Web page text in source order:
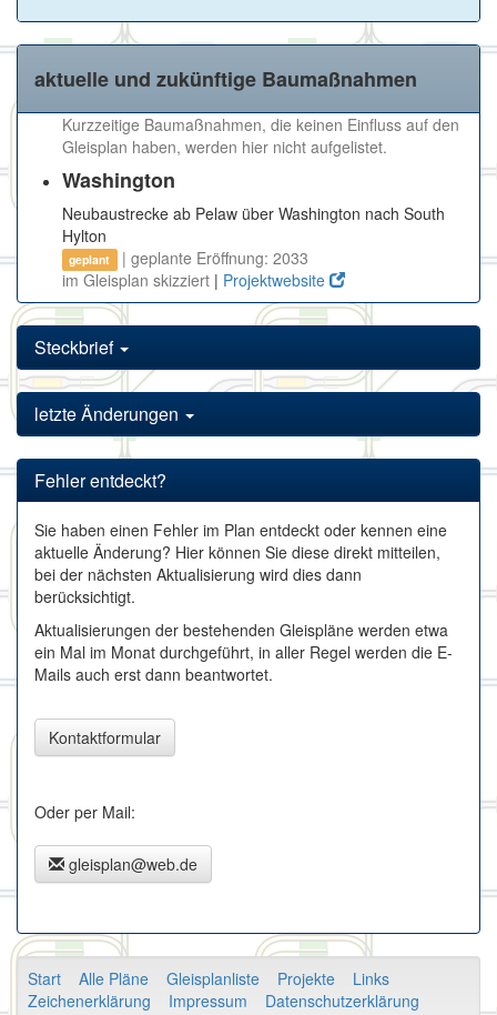
aktuelle und zukünftige Baumaßnahmen
Kurzzeitige Baumaßnahmen, die keinen Einfluss auf den
Gleisplan haben, werden hier nicht aufgelistet.
Washington
Neubaustrecke ab Pelaw über Washington nach South
Hylton
geplant
| geplante Eröffnung: 2033
im Gleisplan skizziert | Projektwebsite
Steckbrief
letzte Änderungen
Fehler entdeckt?
Sie haben einen Fehler im Plan entdeckt oder kennen eine
aktuelle Änderung? Hier können Sie diese direkt mitteilen,
bei der nächsten Aktualisierung wird dies dann
berücksichtigt.
Aktualisierungen der bestehenden Gleispläne werden etwa
ein Mal im Monat durchgeführt, in aller Regel werden die E-
Mails auch erst dann beantwortet.
Kontaktformular
Oder per Mail:
gleisplan@web.de
Start Alle Pläne Gleisplanliste Projekte
Links
Zeichenerklärung
Impressum
Datenschutzerklärung